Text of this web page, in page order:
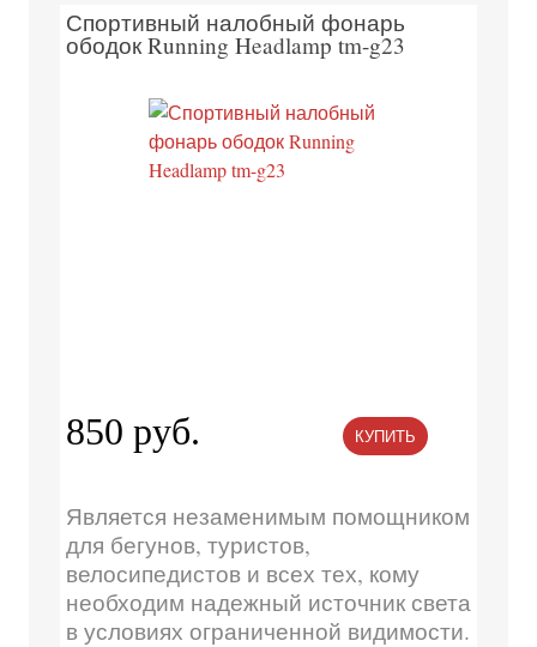
Спортивный налобный фонарь
ободок Running Headlamp tm-g23
850 руб. КУПИТЬ
Является незаменимым помощником
для бегунов, туристов,
велосипедистов и всех тех, кому
необходим надежный источник света
в условиях ограниченной видимости.